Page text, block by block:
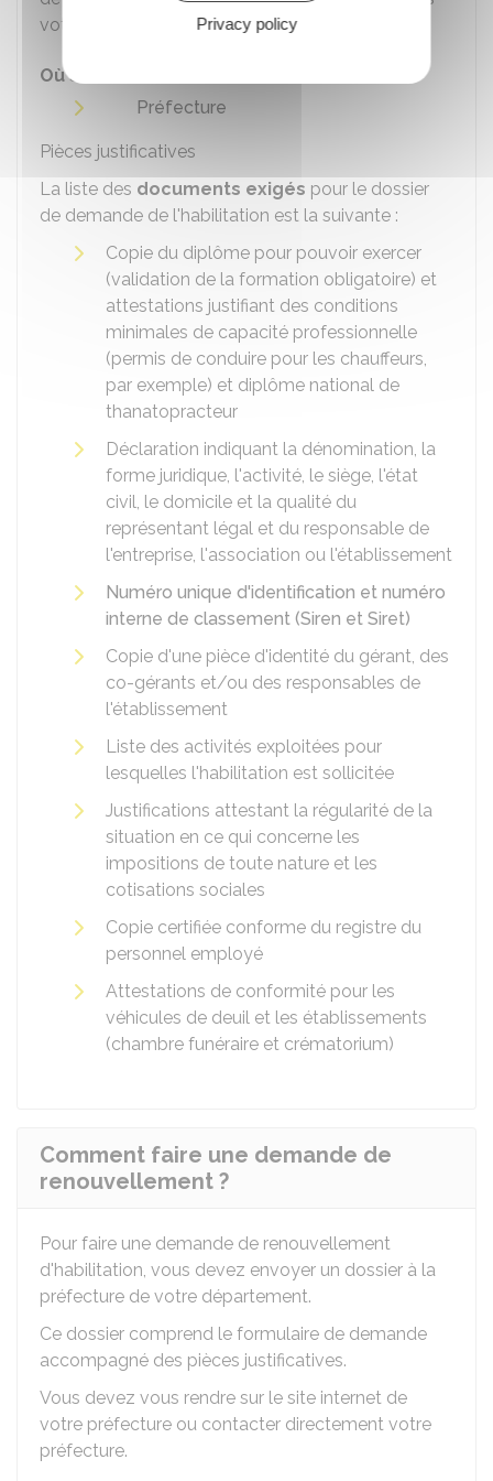
votre préfecture.
Où s'adresser ?
Préfecture
Pièces justificatives
La liste des documents exigés pour le dossier
de demande de l'habilitation est la suivante :
Copie du diplôme pour pouvoir exercer
(validation de la formation obligatoire) et
attestations justifiant des conditions
minimales de capacité professionnelle
(permis de conduire pour les chauffeurs,
par exemple) et diplôme national de
thanatopracteur
Déclaration indiquant la dénomination, la
forme juridique, l'activité, le siège, l'état
civil, le domicile et la qualité du
représentant légal et du responsable de
l'entreprise, l'association ou l'établissement
Numéro unique d'identification et numéro
interne de classement (Siren et Siret)
Copie d'une pièce d'identité du gérant, des
co-gérants et/ou des responsables de
l'établissement
Liste des activités exploitées pour
lesquelles l'habilitation est sollicitée
Justifications attestant la régularité de la
situation en ce qui concerne les
impositions de toute nature et les
cotisations sociales
Copie certifiée conforme du registre du
personnel employé
Attestations de conformité pour les
véhicules de deuil et les établissements
(chambre funéraire et crématorium)
Comment faire une demande de
renouvellement ?
Pour faire une demande de renouvellement
d'habilitation, vous devez envoyer un dossier à la
préfecture de votre département.
Ce dossier comprend le formulaire de demande
accompagné des pièces justificatives.
Vous devez vous rendre sur le site internet de
votre préfecture ou contacter directement votre
préfecture.
Privacy policy